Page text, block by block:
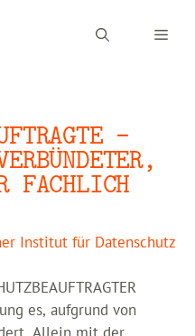
–
FACHLICH
Institut für Datenschutz
es, aufgrund von